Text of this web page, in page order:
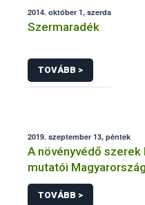
2014. október 1, szerda
Szermaradék
TOVÁBB >
2019. szeptember 13, péntek
A növényvédő
mutatói
TOVÁBB >